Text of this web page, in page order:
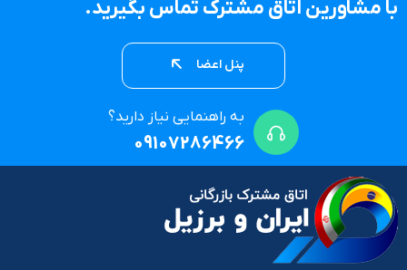
با مشاورین اتاق مشترک تماس بگیرید.
پنل اعضا
به راهنمایی نیاز دارید؟
09107286466